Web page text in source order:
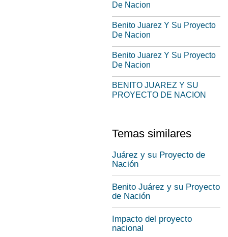
De Nacion
Benito Juarez Y Su Proyecto
De Nacion
Benito Juarez Y Su Proyecto
De Nacion
BENITO JUAREZ Y SU
PROYECTO DE NACION
Temas similares
Juárez y su Proyecto de
Nación
Benito Juárez y su Proyecto
de Nación
Impacto del proyecto
nacional